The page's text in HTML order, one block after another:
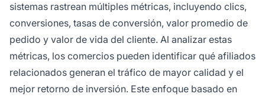
sistemas rastrean múltiples métricas, incluyendo clics,
conversiones, tasas de conversión, valor promedio de
pedido y valor de vida del cliente. Al analizar estas
métricas, los comercios pueden identificar qué afiliados
relacionados generan el tráfico de mayor calidad y el
mejor retorno de inversión. Este enfoque basado en